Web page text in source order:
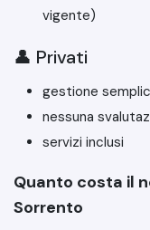
vigente)
👤 Privati
gestione
nessuna
servizi inclusi
Quanto costa il
Sorrento